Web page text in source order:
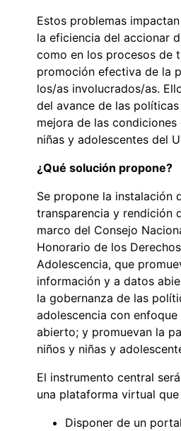
Estos problemas
la eficiencia del accionar
como en los procesos de
promoción efectiva de la
los/as involucrados/as.
del avance de las
mejora de las
niñas y adolescentes del
¿Qué solución propone?
Se propone la instalación
transparencia y rendición
marco del Consejo
Honorario de los
Adolescencia, que
información y a datos
la gobernanza de las
adolescencia con
abierto; y promuevan la
niños y niñas y
El instrumento central
una plataforma virtual
Disponer de un